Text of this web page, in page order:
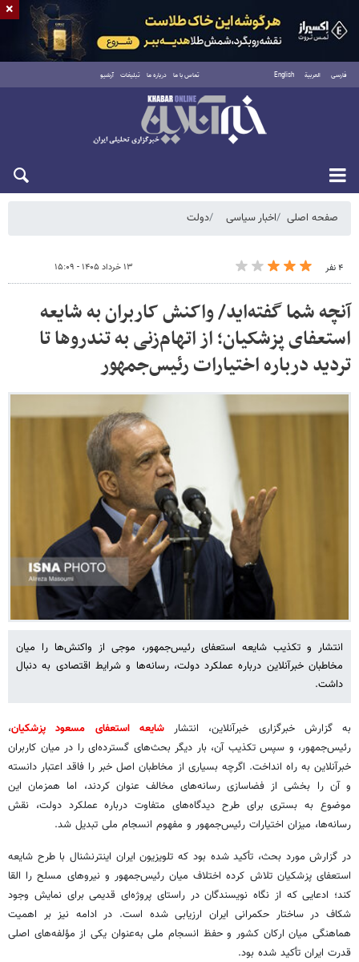
فارسی العربية English تماس با ما درباره ما تبلیغات آرشیو
پنجشنبه ۱۵ مرداد ۱۴۰۵
صفحه اصلی اخبار سیاسی دولت
۴ نفر ۱۳ خرداد ۱۴۰۵ - ۱۵:۰۹
آنچه شما گفته‌اید/ واکنش کاربران به شایعه
استعفای پزشکیان؛ از اتهام‌زنی به تندروها تا
تردید درباره اختیارات رئیس‌جمهور
انتشار و تکذیب شایعه استعفای رئیس‌جمهور، موجی از واکنش‌ها را میان
مخاطبان خبرآنلاین درباره عملکرد دولت، رسانه‌ها و شرایط اقتصادی به دنبال
داشت.
به گزارش خبرگزاری خبرآنلاین، انتشار شایعه استعفای مسعود پزشکیان،
رئیس‌جمهور، و سپس تکذیب آن، بار دیگر بحث‌های گسترده‌ای را در میان کاربران
خبرآنلاین به راه انداخت. اگرچه بسیاری از مخاطبان اصل خبر را فاقد اعتبار دانسته
و آن را بخشی از فضاسازی رسانه‌های مخالف عنوان کردند، اما همزمان این
موضوع به بستری برای طرح دیدگاه‌های متفاوت درباره عملکرد دولت، نقش
رسانه‌ها، میزان اختیارات رئیس‌جمهور و مفهوم انسجام ملی تبدیل شد.
در گزارش مورد بحث، تأکید شده بود که تلویزیون ایران اینترنشنال با طرح شایعه
استعفای پزشکیان تلاش کرده اختلاف میان رئیس‌جمهور و نیروهای مسلح را القا
کند؛ ادعایی که از نگاه نویسندگان در راستای پروژه‌ای قدیمی برای نمایش وجود
شکاف در ساختار حکمرانی ایران ارزیابی شده است. در ادامه نیز بر اهمیت
هماهنگی میان ارکان کشور و حفظ انسجام ملی به‌عنوان یکی از مؤلفه‌های اصلی
قدرت ایران تأکید شده بود.
×